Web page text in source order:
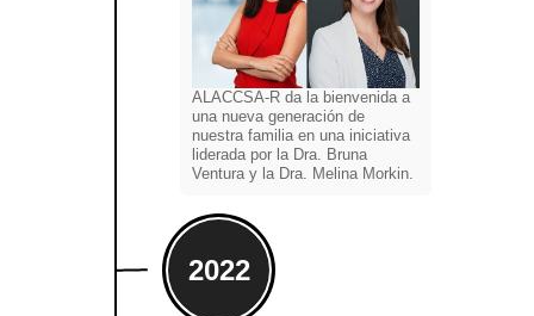
ALACCSA-R da la bienvenida a
una nueva generación de
nuestra familia en una iniciativa
liderada por la Dra. Bruna
Ventura y la Dra. Melina Morkin.
2022